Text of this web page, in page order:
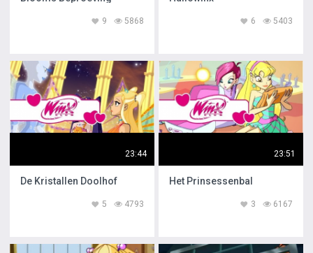
5868
9 5403
6
23:44
De Kristallen Doolhof
4793
5
23:51
Het Prinsessenbal
6167
3